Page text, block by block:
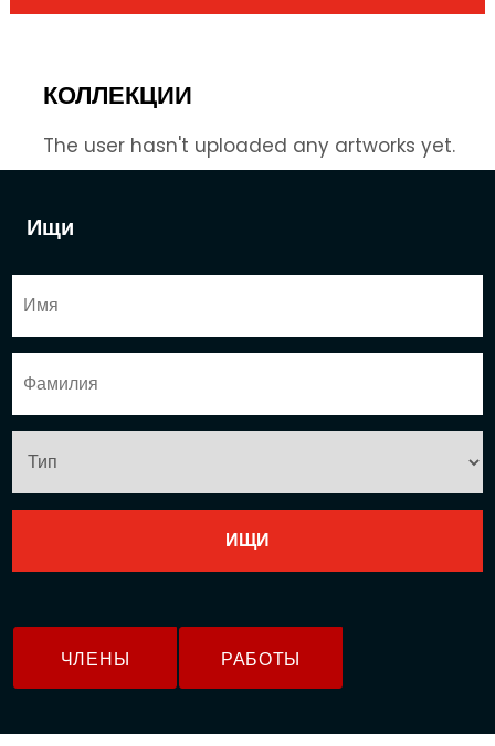
Ищи
ЧЛЕНЫ РАБОТЫ
КОЛЛЕКЦИИ
The user hasn't uploaded any artworks yet.